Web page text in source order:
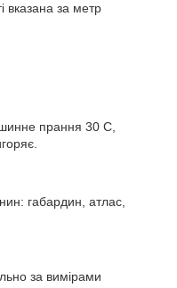
вказана за метр
прання 30 С,
габардин, атлас,
за вимірами